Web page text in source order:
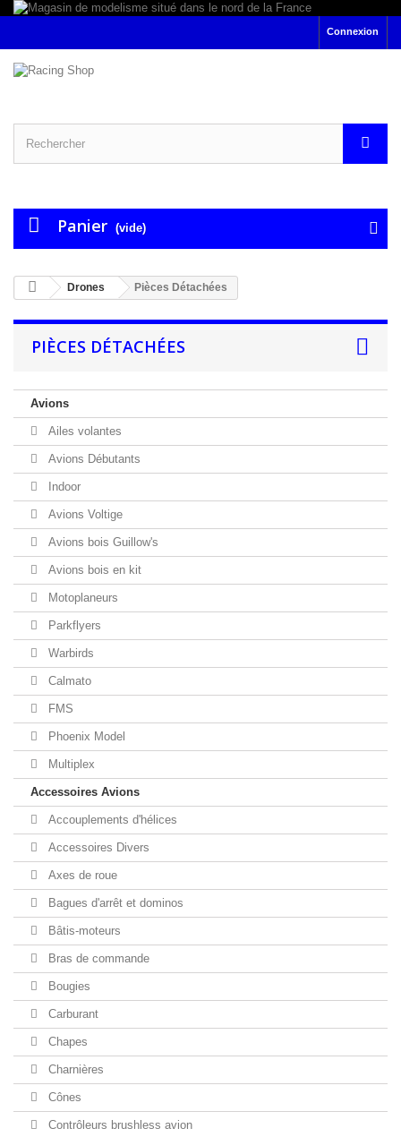
Connexion
Panier (vide)
Drones Pièces Détachées
PIÈCES DÉTACHÉES
Avions
Ailes volantes
Avions Débutants
Indoor
Avions Voltige
Avions bois Guillow's
Avions bois en kit
Motoplaneurs
Parkflyers
Warbirds
Calmato
FMS
Phoenix Model
Multiplex
Accessoires Avions
Accouplements d'hélices
Accessoires Divers
Axes de roue
Bagues d'arrêt et dominos
Bâtis-moteurs
Bras de commande
Bougies
Carburant
Chapes
Charnières
Cônes
Contrôleurs brushless avion